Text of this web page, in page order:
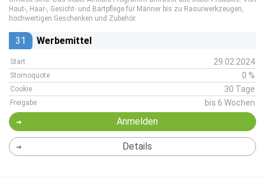
Haut-, Haar-, Gesicht- und Bartpflege für Männer bis zu Rasurwerkzeugen,
hochwertigen Geschenken und Zubehör.
31 Werbemittel
Start 29.02.2024
Stornoquote 0 %
Cookie 30 Tage
Freigabe bis 6 Wochen
Anmelden
Details